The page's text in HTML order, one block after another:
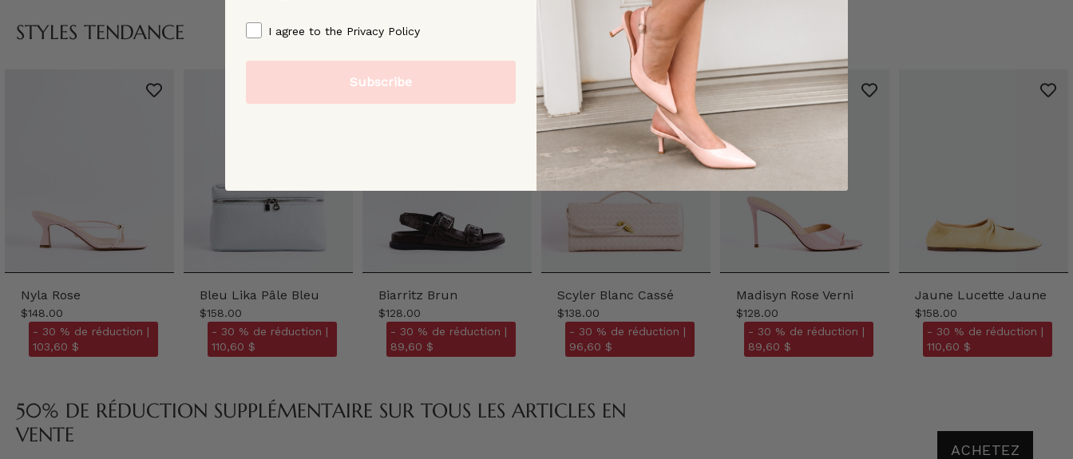
STYLES TENDANCE
Nyla Rose
$148.00
- 30 % de réduction |
103,60 $
Bleu Lika Pâle Bleu
$158.00
- 30 % de réduction |
110,60 $
Biarritz Brun
$128.00
- 30 % de réduction |
89,60 $
Scyler Blanc Cassé
$138.00
- 30 % de réduction |
96,60 $
Madisyn Rose Verni
$128.00
- 30 % de réduction |
89,60 $
Jaune Lucette Jaune
$158.00
- 30 % de réduction |
110,60 $
50% DE RÉDUCTION SUPPLÉMENTAIRE SUR TOUS LES ARTICLES EN
VENTE
ACHETEZ
By signing up, you agree to our [Privacy Policy]
I agree to the Privacy Policy
Subscribe